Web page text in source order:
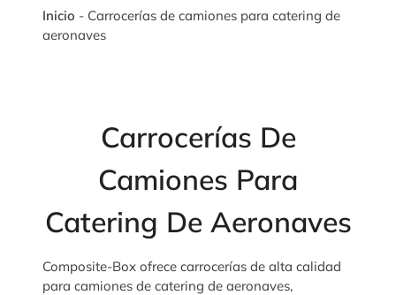
Inicio - Carrocerías de camiones para catering de
aeronaves
Carrocerías De
Camiones Para
Catering De Aeronaves
Composite-Box ofrece carrocerías de alta calidad
para camiones de catering de aeronaves,